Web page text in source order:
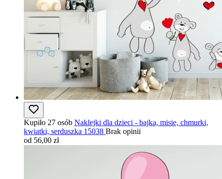
Kupiło 27 osób Naklejki dla dzieci - bajka, misie, chmurki,
kwiatki, serduszka 15038 Brak opinii
od 56,00 zł